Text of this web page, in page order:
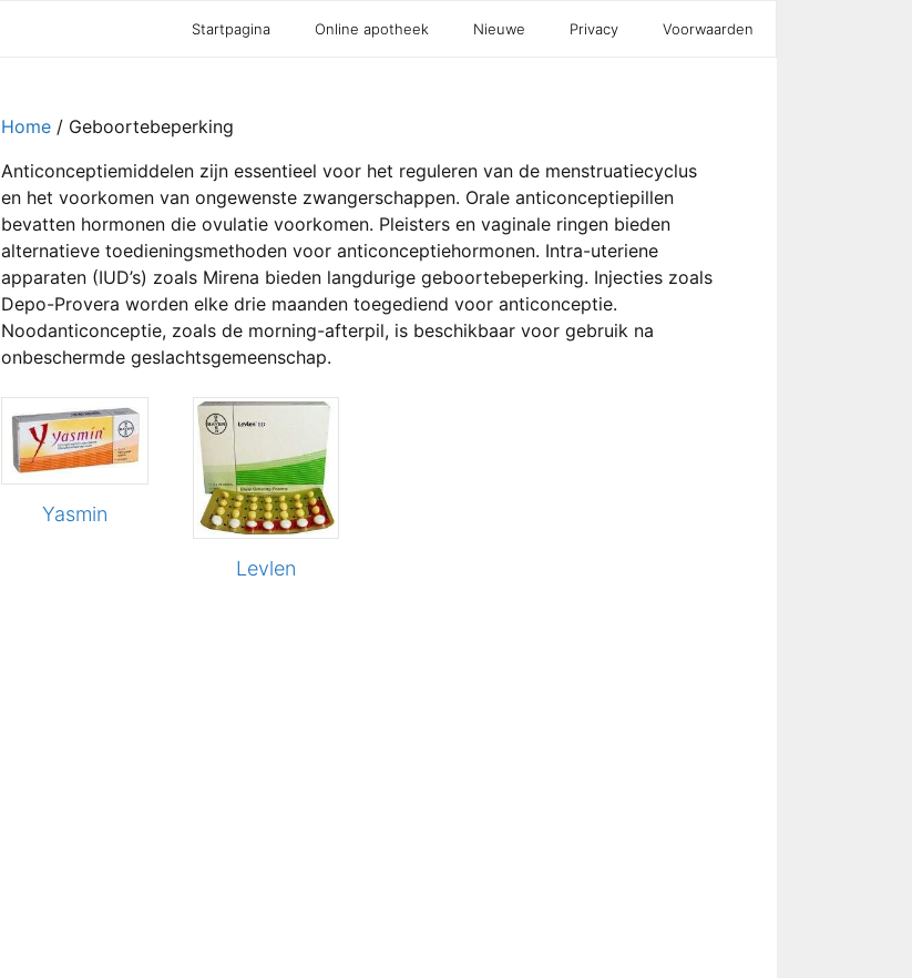
Startpagina Online apotheek Nieuwe Privacy Voorwaarden
Home / Geboortebeperking
Anticonceptiemiddelen zijn essentieel voor het reguleren van de menstruatiecyclus
en het voorkomen van ongewenste zwangerschappen. Orale anticonceptiepillen
bevatten hormonen die ovulatie voorkomen. Pleisters en vaginale ringen bieden
alternatieve toedieningsmethoden voor anticonceptiehormonen. Intra-uteriene
apparaten (IUD’s) zoals Mirena bieden langdurige geboortebeperking. Injecties zoals
Depo-Provera worden elke drie maanden toegediend voor anticonceptie.
Noodanticonceptie, zoals de morning-afterpil, is beschikbaar voor gebruik na
onbeschermde geslachtsgemeenschap.
Yasmin
Levlen